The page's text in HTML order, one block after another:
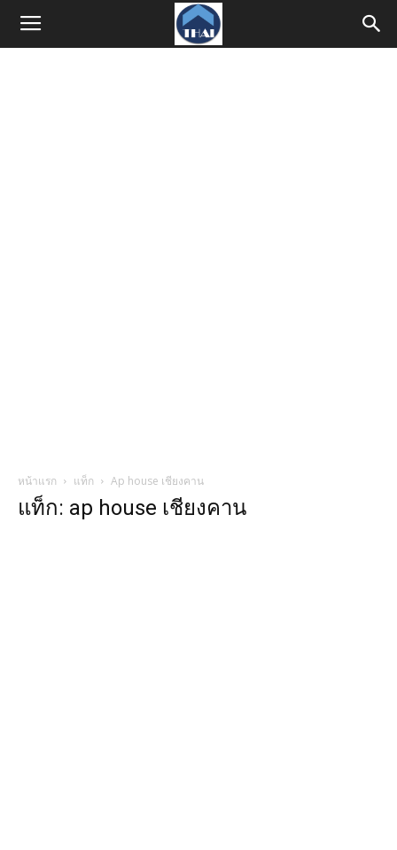
หน้าแรก แท็ก Ap house เชียงคาน
แท็ก: ap house เชียงคาน